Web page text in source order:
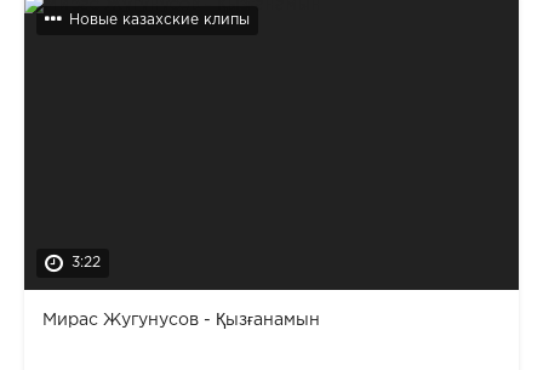
Новые казахские клипы
3:22
Мирас Жугунусов - Қызғанамын